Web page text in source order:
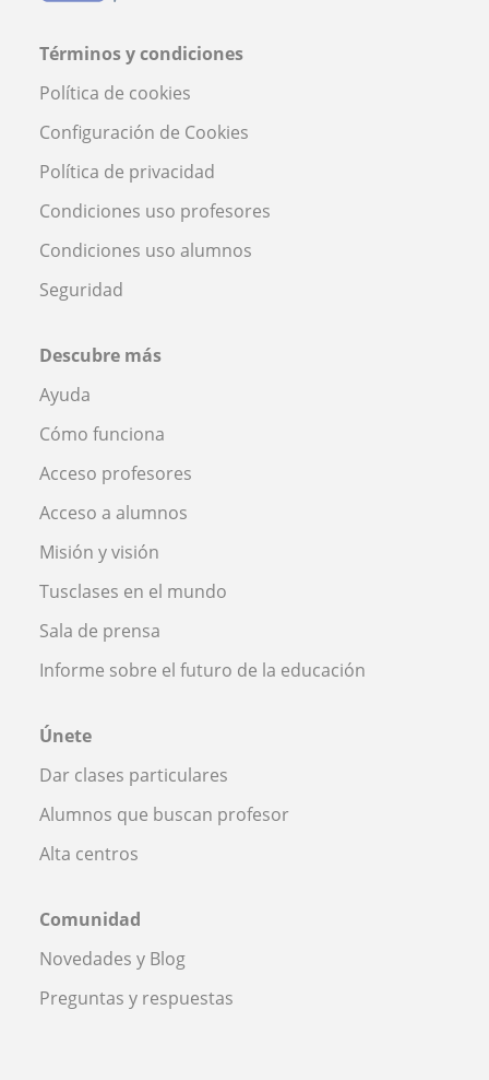
Términos y condiciones
Política de cookies
Configuración de Cookies
Política de privacidad
Condiciones uso profesores
Condiciones uso alumnos
Seguridad
Descubre más
Ayuda
Cómo funciona
Acceso profesores
Acceso a alumnos
Misión y visión
Tusclases en el mundo
Sala de prensa
Informe sobre el futuro de la educación
Únete
Dar clases particulares
Alumnos que buscan profesor
Alta centros
Comunidad
Novedades y Blog
Preguntas y respuestas